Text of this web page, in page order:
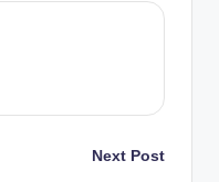
Next Post